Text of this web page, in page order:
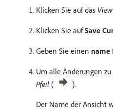
Klicken Sie auf das View
Klicken Sie aufSave
Geben Sie einen name
Um alle Änderungen
Pfeil ( ).
Der Name der Ansicht